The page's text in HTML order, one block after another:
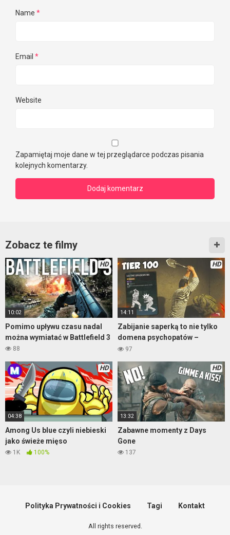
Name *
Email *
Website
Zapamiętaj moje dane w tej przeglądarce podczas pisania
kolejnych komentarzy.
Zobacz te filmy
HD
10:02
Pomimo upływu czasu nadal
można wymiatać w Battlefield 3
88
HD
14:11
Zabijanie saperką to nie tylko
domena psychopatów –
Warzone
97
HD
04:38
Among Us blue czyli niebieski
jako świeże mięso
1K 100%
HD
13:32
Zabawne momenty z Days
Gone
137
Polityka Prywatności i Cookies Tagi Kontakt
All rights reserved.